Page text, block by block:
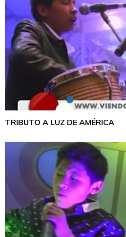
TRIBUTO A LUZ DE AMÉRICA